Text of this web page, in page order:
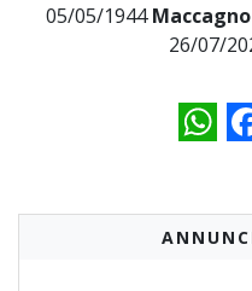
05/05/1944
26/07/